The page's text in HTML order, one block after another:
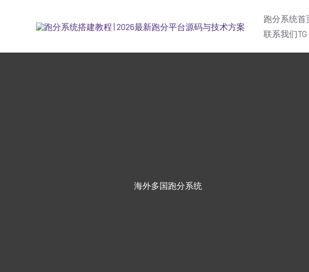
容
跑分系统首
联系我们TG
海外多国跑分系统